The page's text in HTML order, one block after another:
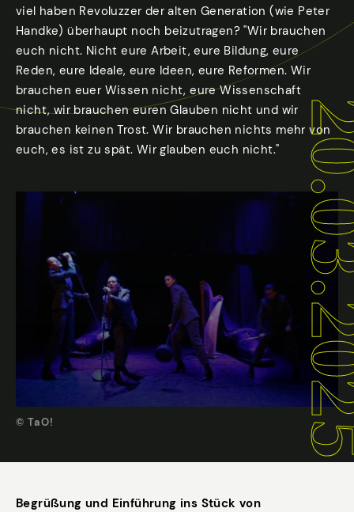
viel haben Revoluzzer der alten Generation (wie Peter
Handke) überhaupt noch beizutragen? "Wir brauchen
euch nicht. Nicht eure Arbeit, eure Bildung, eure
Reden, eure Ideale, eure Ideen, eure Reformen. Wir
brauchen euer Wissen nicht, eure Wissenschaft
nicht, wir brauchen euren Glauben nicht und wir
brauchen keinen Trost. Wir brauchen nichts mehr von
euch, es ist zu spät. Wir glauben euch nicht."
© TaO!
Begrüßung und Einführung ins Stück von